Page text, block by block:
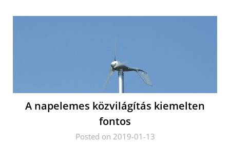
A napelemes közvilágítás kiemelten
fontos
Posted on 2019-01-13